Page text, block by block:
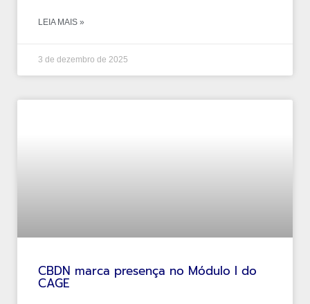
LEIA MAIS »
3 de dezembro de 2025
CBDN marca presença no Módulo I do
CAGE